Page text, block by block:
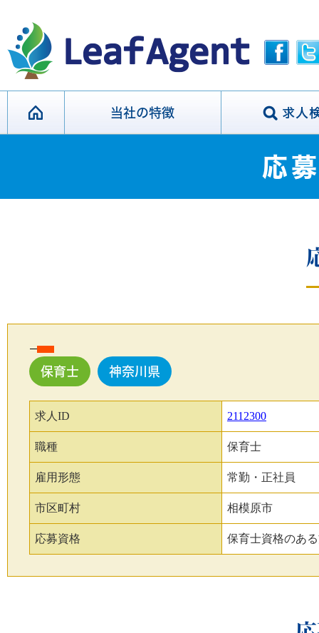
当社の特徴
応
保育士 神奈川県
求人ID 2112300
職種 保育士
雇用形態 常勤・正社員
市区町村 相模原市
応募資格 保育士資格のあ